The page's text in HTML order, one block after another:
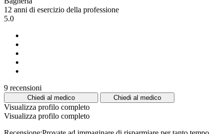
12 anni di esercizio della professione
5.0
9 recensioni
Chiedi al medico Chiedi al medico
Visualizza profilo completo
Visualizza profilo completo